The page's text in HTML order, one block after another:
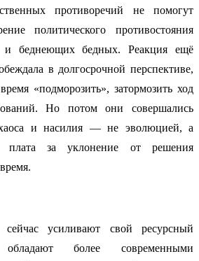
противоречий не помогут
политического противостояния
и беднеющих бедных. Реакция ещё
в долгосрочной перспективе,
«подморозить», затормозить ход
Но потом они совершались
хаоса и насилия — не эволюцией, а
плата за уклонение от решения
усиливают свой ресурсный
более современными